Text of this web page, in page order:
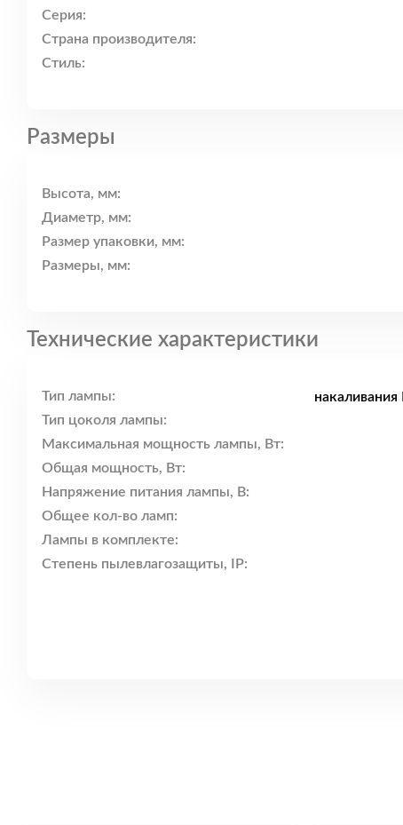
Серия:
Страна производителя:
Стиль:
Размеры
Высота, мм:
Диаметр, мм:
Размер упаковки, мм:
Размеры, мм:
Технические характеристики
Тип лампы:
Тип цоколя лампы:
Максимальная мощность лампы, Вт:
Общая мощность, Вт:
Напряжение питания лампы, В:
Общее кол-во ламп:
Лампы в комплекте:
Степень пылевлагозащиты, IP: